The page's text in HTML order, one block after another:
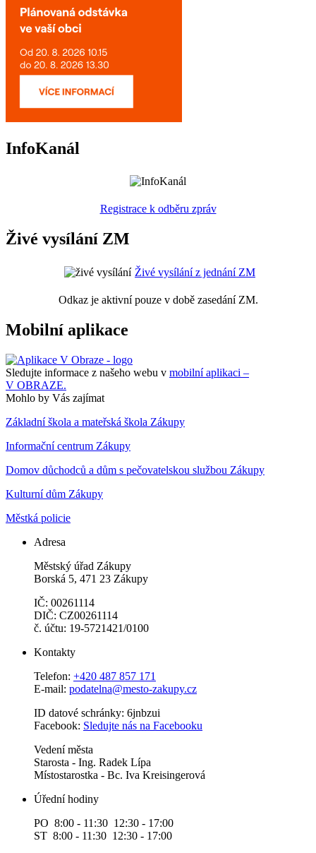
InfoKanál
Registrace k odběru zpráv
Živé vysílání ZM
Živé vysílání z jednání ZM
Odkaz je aktivní pouze v době zasedání ZM.
Mobilní aplikace
Sledujte informace z našeho webu v mobilní aplikaci –
V OBRAZE.
Mohlo by Vás zajímat
Základní škola a mateřská škola Zákupy
Informační centrum Zákupy
Domov důchodců a dům s pečovatelskou službou Zákupy
Kulturní dům Zákupy
Městká policie
Adresa
Městský úřad Zákupy
Borská 5, 471 23 Zákupy
IČ: 00261114
DIČ: CZ00261114
č. účtu: 19-5721421/0100
Kontakty
Telefon: +420 487 857 171
E-mail: podatelna@mesto-zakupy.cz
ID datové schránky: 6jnbzui
Facebook: Sledujte nás na Facebooku
Vedení města
Starosta - Ing. Radek Lípa
Místostarostka - Bc. Iva Kreisingerová
Úřední hodiny
PO 8:00 - 11:30 12:30 - 17:00
ST 8:00 - 11:30 12:30 - 17:00